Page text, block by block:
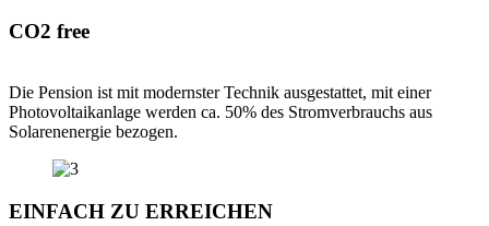
CO2 free
Die Pension ist mit modernster Technik ausgestattet, mit einer
Photovoltaikanlage werden ca. 50% des Stromverbrauchs aus
Solarenenergie bezogen.
EINFACH ZU ERREICHEN